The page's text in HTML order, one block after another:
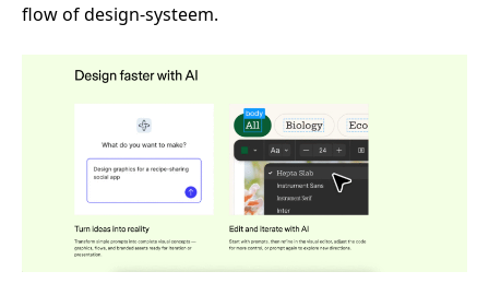
flow of design-systeem.